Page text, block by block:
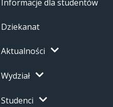
Informacje dla studentów
Dziekanat
Aktualności
Wydział
Studenci